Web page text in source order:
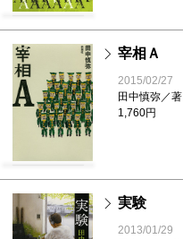
宰相Ａ
2015/02/27
田中慎弥／著
1,760円
実験
2013/01/29